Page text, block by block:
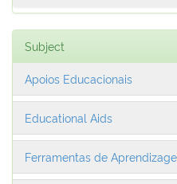
Subject
Apoios Educacionais
Educational Aids
Ferramentas de